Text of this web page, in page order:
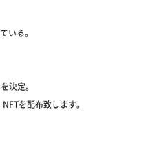
いる。
決定。
を配布致します。